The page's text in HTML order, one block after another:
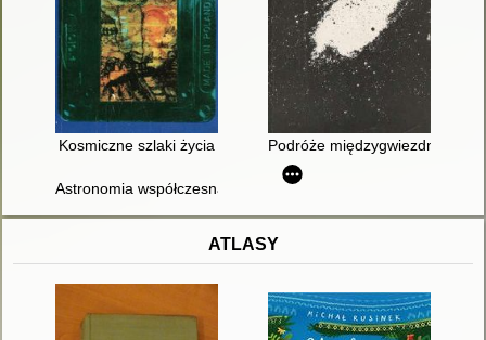
Kosmiczne szlaki życia Podróże międzygwiezdne ?
Astronomia współczesna
ATLASY